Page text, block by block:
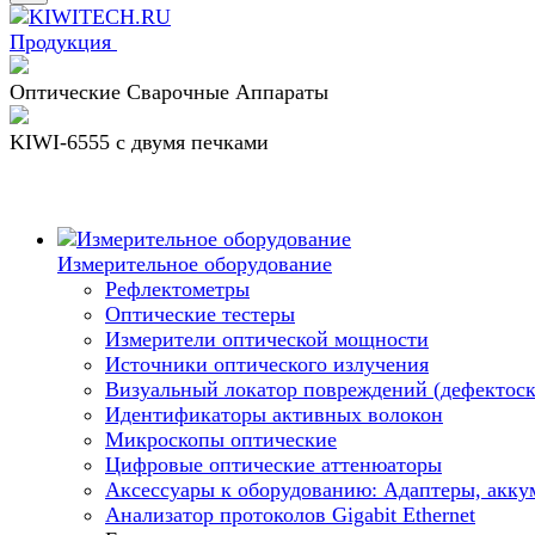
Продукция
Оптические Сварочные Аппараты
KIWI-6555 c двумя печками
Измерительное оборудование
Рефлектометры
Оптические тестеры
Измерители оптической мощности
Источники оптического излучения
Визуальный локатор повреждений
Идентификаторы активных волокон
Микроскопы оптические
Цифровые оптические аттенюаторы
Аксессуары к оборудованию: Адаптеры,
Анализатор протоколов Gigabit Ethernet